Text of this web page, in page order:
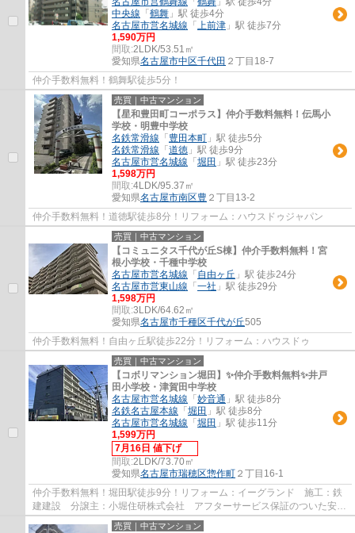
中央線 「 鶴舞 」駅 徒歩4分
名古屋市営名城線 「 上前津 」駅 徒歩7分
1,590万円
間取:2LDK/53.51㎡
愛知県名古屋市中区千代田 ２丁目18-7
仲介手数料無料！鶴舞駅徒歩5分！
売買｜中古マンション
【星和豊田町コーポラス】仲介手数料無料！伝馬小
学校・明豊中学校
名鉄常滑線 「 豊田本町 」駅 徒歩5分
名鉄常滑線 「 道徳 」駅 徒歩9分
名古屋市営名城線 「 堀田 」駅 徒歩23分
1,598万円
間取:4LDK/95.37㎡
愛知県名古屋市南区豊 ２丁目13-2
仲介手数料無料！道徳駅徒歩8分！リフォーム：ハウスドゥジャパン
売買｜中古マンション
【コミュニタス千代が丘S棟】仲介手数料無料！宮
根小学校・千種中学校
名古屋市営名城線 「 自由ヶ丘 」駅 徒歩24分
名古屋市営東山線 「 一社 」駅 徒歩29分
1,598万円
間取:3LDK/64.62㎡
愛知県名古屋市千種区千代が丘505
仲介手数料無料！自由ヶ丘駅徒歩22分！リフォーム：ハウスドゥ
売買｜中古マンション
【コボリマンション堀田】✨️仲介手数料無料✨️井戸
田小学校・津賀田中学校
名古屋市営名城線 「 妙音通 」駅 徒歩8分
名鉄名古屋本線 「 堀田 」駅 徒歩8分
名古屋市営名城線 「 堀田 」駅 徒歩11分
1,599万円
7月16日 値下げ
間取:2LDK/73.70㎡
愛知県名古屋市瑞穂区惣作町 ２丁目16-1
仲介手数料無料！堀田駅徒歩9分！リフォーム：イーグランド 施工：鉄
建建設 分譲主：小堀住研株式会社 アフターサービス保証のついた安心
リフォーム物件です。
売買｜中古マンション